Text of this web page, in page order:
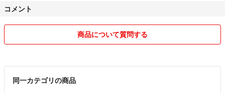
当社でも現物やデータを確認させていただきまして迅速に対応いたしま
a．お申し込みの商品と現品が異なっている場合
c．大きな版ズレなど明らかな印刷不良
お問い合わせいただいた際、確認のために写真をお送りいただくようお
コメント
商品について質問する
同一カテゴリの商品